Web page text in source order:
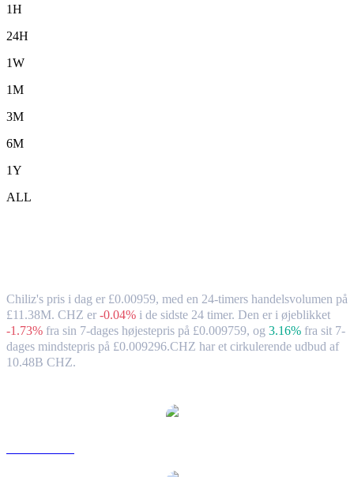
1H
24H
1W
1M
3M
6M
1Y
ALL
Chiliz's pris i dag er £0.00959, med en 24-timers handelsvolumen på
£11.38M. CHZ er -0.04% i de sidste 24 timer. Den er i øjeblikket
-1.73% fra sin 7-dages højestepris på £0.009759, og 3.16% fra sit 7-
dages mindstepris på £0.009296.CHZ har et cirkulerende udbud af
10.48B CHZ.